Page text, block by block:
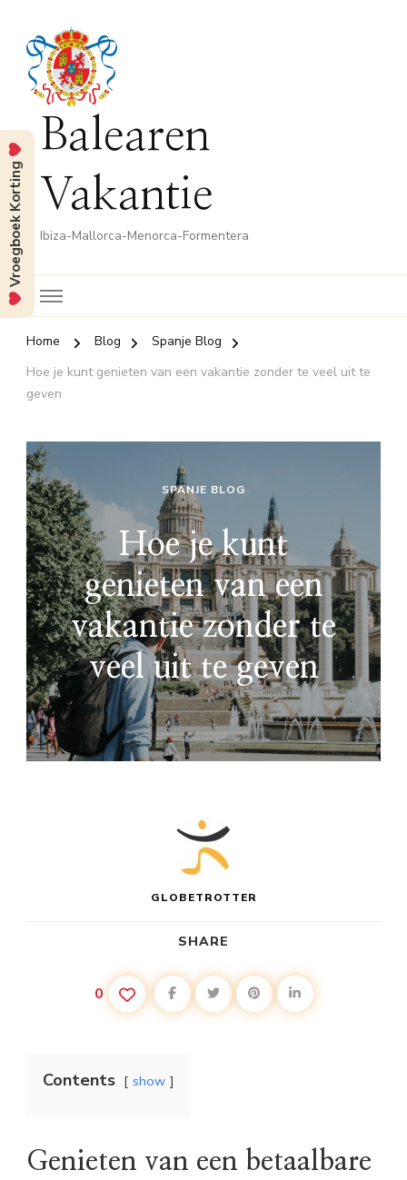
Balearen
Vakantie
Ibiza-Mallorca-Menorca-Formentera
Home Blog
Spanje Blog
Hoe je kunt genieten van een vakantie zonder te veel uit te
geven
SPANJE BLOG
Hoe je kunt
genieten van een
vakantie zonder te
veel uit te geven
GLOBETROTTER
SHARE
0
Contents show
Genieten van een betaalbare
Vroegboek Korting